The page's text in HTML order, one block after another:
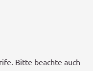
Bitte beachte auch